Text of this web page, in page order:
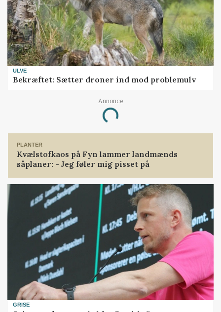
ULVE
Bekræftet: Sætter droner ind mod problemulv
Annonce
Loading...
PLANTER
Kvælstofkaos på Fyn lammer landmænds
såplaner: - Jeg føler mig pisset på
GRISE